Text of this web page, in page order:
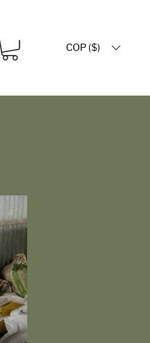
COP ($)